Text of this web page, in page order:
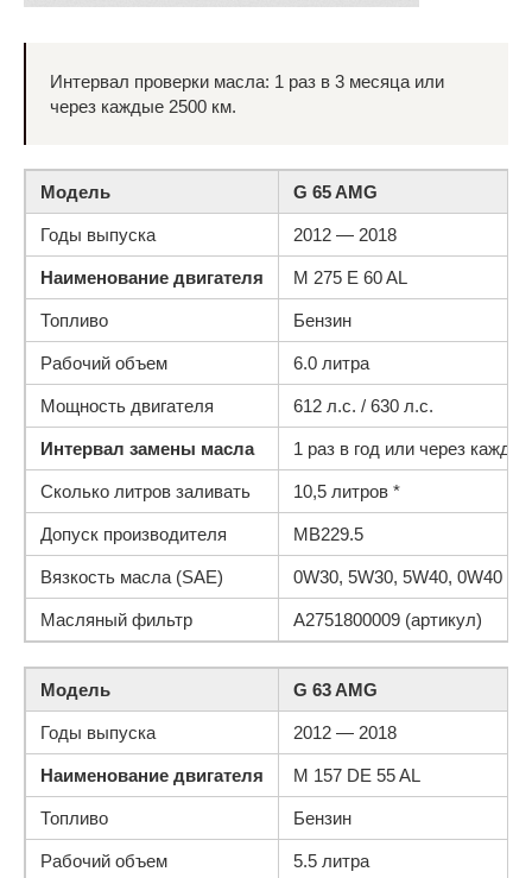
Интервал проверки масла: 1 раз в 3 месяца или
через каждые 2500 км.
Модель G 65 AMG
Годы выпуска 2012 — 2018
Наименование двигателя M 275 E 60 AL
Топливо Бензин
Рабочий объем 6.0 литра
Мощность двигателя 612 л.с. / 630 л.с.
Интервал замены масла 1 раз в год или через
Сколько литров заливать 10,5 литров *
Допуск производителя MB229.5
Вязкость масла (SAE) 0W30, 5W30, 5W40, 0W40
Масляный фильтр A2751800009 (артикул)
Модель G 63 AMG
Годы выпуска 2012 — 2018
Наименование двигателя M 157 DE 55 AL
Топливо Бензин
Рабочий объем 5.5 литра